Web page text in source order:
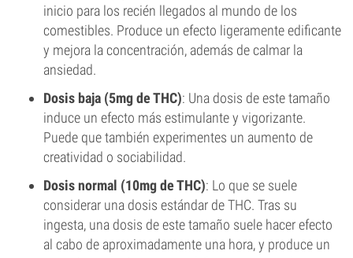
inicio para los recién llegados al mundo de los
comestibles. Produce un efecto ligeramente edificante
y mejora la concentración, además de calmar la
ansiedad.
Dosis baja (5mg de THC): Una dosis de este tamaño
induce un efecto más estimulante y vigorizante.
Puede que también experimentes un aumento de
creatividad o sociabilidad.
Dosis normal (10mg de THC): Lo que se suele
considerar una dosis estándar de THC. Tras su
ingesta, una dosis de este tamaño suele hacer efecto
al cabo de aproximadamente una hora, y produce un